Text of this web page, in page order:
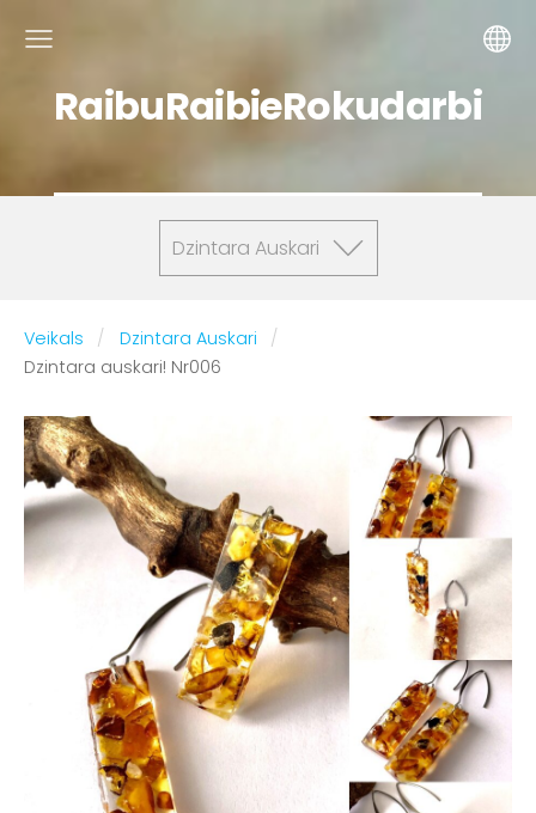
RaibuRaibieRokudarbi
Dzintara Auskari
Veikals
Dzintara Auskari
Dzintara auskari! Nr006